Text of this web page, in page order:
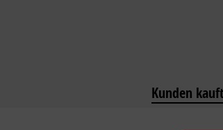
Kunden